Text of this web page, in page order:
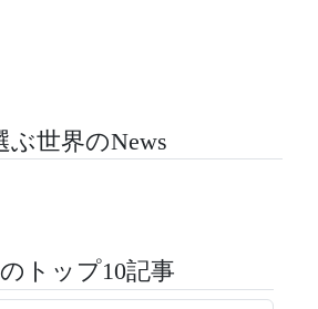
ぶ世界のNews
トップ10記事